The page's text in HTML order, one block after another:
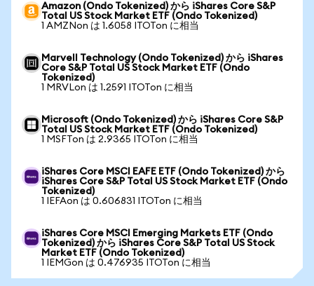
Amazon (Ondo Tokenized) から iShares Core S&P
Total US Stock Market ETF (Ondo Tokenized)
1 AMZNon は 1.6058 ITOTon に相当
Marvell Technology (Ondo Tokenized) から iShares
Core S&P Total US Stock Market ETF (Ondo
Tokenized)
1 MRVLon は 1.2591 ITOTon に相当
Microsoft (Ondo Tokenized) から iShares Core S&P
Total US Stock Market ETF (Ondo Tokenized)
1 MSFTon は 2.9365 ITOTon に相当
iShares Core MSCI EAFE ETF (Ondo Tokenized) から
iShares Core S&P Total US Stock Market ETF (Ondo
Tokenized)
1 IEFAon は 0.606831 ITOTon に相当
iShares Core MSCI Emerging Markets ETF (Ondo
Tokenized) から iShares Core S&P Total US Stock
Market ETF (Ondo Tokenized)
1 IEMGon は 0.476935 ITOTon に相当